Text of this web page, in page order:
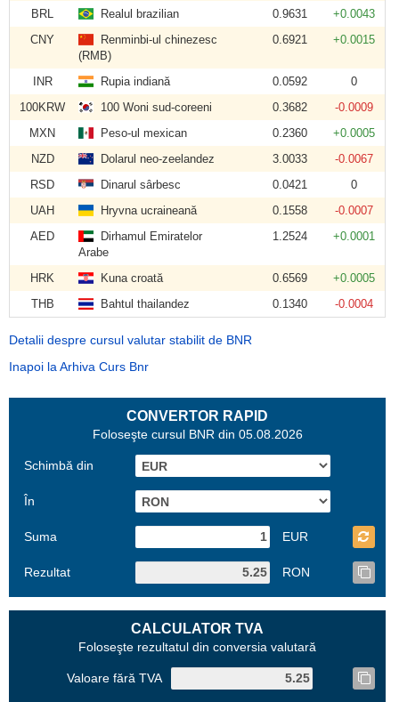
BRL
Realul brazilian 0.9631
+0.0043
CNY
Renminbi-ul chinezesc
(RMB)
0.6921 +0.0015
INR Rupia indiană 0.0592
0
100KRW
100 Woni sud-coreeni 0.3682
-0.0009
MXN
Peso-ul mexican 0.2360
+0.0005
NZD
Dolarul neo-zeelandez 3.0033
-0.0067
RSD
Dinarul sârbesc 0.0421
0
UAH
Hryvna ucraineană 0.1558
-0.0007
AED
Dirhamul Emiratelor
Arabe
1.2524 +0.0001
HRK Kuna croată 0.6569
+0.0005
THB
Bahtul thailandez 0.1340 -0.0004
Detalii despre cursul valutar stabilit de BNR
Inapoi la Arhiva Curs Bnr
CONVERTOR RAPID
Foloseşte cursul BNR din 05.08.2026
Schimbă din
În
Suma EUR
Rezultat RON
CALCULATOR TVA
Foloseşte rezultatul din conversia valutară
Valoare fără TVA